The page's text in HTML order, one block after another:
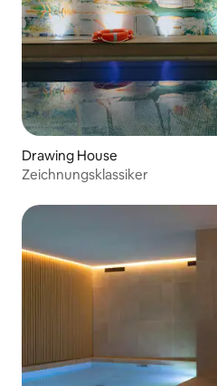
Drawing House
Zeichnungsklassiker